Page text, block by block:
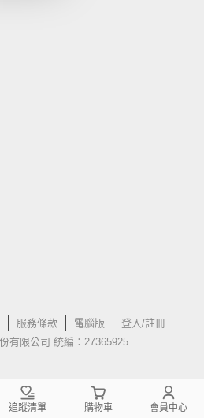
服務條款 電腦版
登入/註冊
有限公司 統編：27365925
追蹤清單 購物車 會員中心